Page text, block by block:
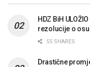
HDZ BiH
rezolucije o
55 SHARES
Drastične